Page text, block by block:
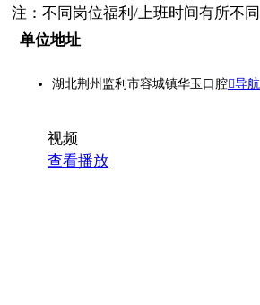
注：不同岗位福利/上班时间有所不同
单位地址
湖北荆州监利市容城镇华玉口腔导航
视频
查看播放